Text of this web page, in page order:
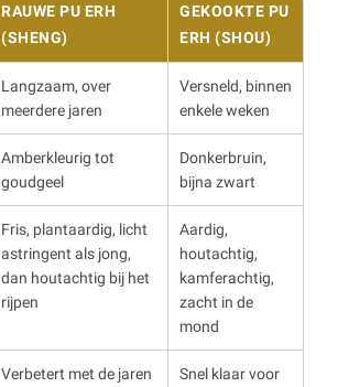
RAUWE PU ERH
(SHENG)
GEKOOKTE PU
ERH (SHOU)
Langzaam, over
meerdere jaren
Versneld, binnen
enkele weken
Amberkleurig tot
goudgeel
Donkerbruin,
bijna zwart
Fris, plantaardig, licht
astringent als jong,
dan houtachtig bij het
rijpen
Aardig,
houtachtig,
kamferachtig,
zacht in de
mond
Verbetert met de jaren
Snel klaar voor